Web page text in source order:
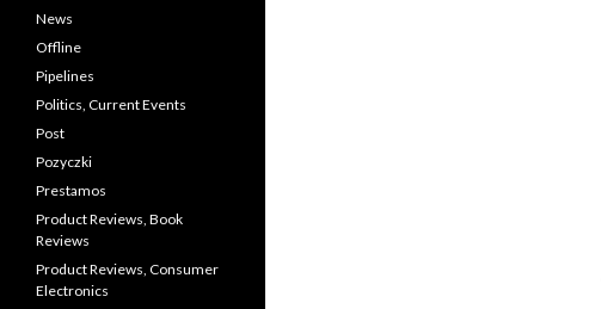
News
Offline
Pipelines
Politics, Current Events
Post
Pozyczki
Prestamos
Product Reviews, Book
Reviews
Product Reviews, Consumer
Electronics